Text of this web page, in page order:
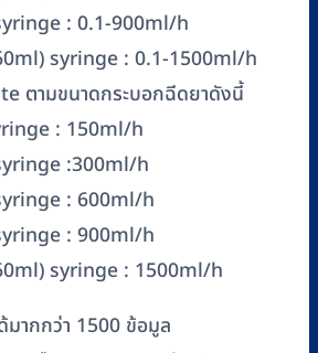
: 0.1-900ml/h
syringe : 0.1-1500ml/h
ตามขนาดกระบอกฉีดยาดังนี้
: 150ml/h
:300ml/h
: 600ml/h
: 900ml/h
syringe : 1500ml/h
ากกว่า 1500 ข้อมูล